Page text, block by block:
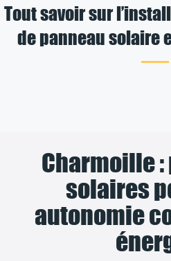
Tout savoir sur
de panneau solaire
Charmoille
solaires
autonomie